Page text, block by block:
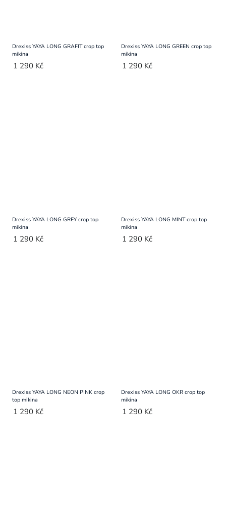
Drexiss YAYA LONG GRAFIT crop top
mikina
1 290 Kč
Drexiss YAYA LONG GREEN crop top
mikina
1 290 Kč
Drexiss YAYA LONG GREY crop top
mikina
1 290 Kč
Drexiss YAYA LONG MINT crop top
mikina
1 290 Kč
Drexiss YAYA LONG NEON PINK crop
top mikina
1 290 Kč
Drexiss YAYA LONG OKR crop top
mikina
1 290 Kč